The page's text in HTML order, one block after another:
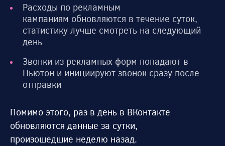
Расходы по рекламным
кампаниям обновляются в течение суток,
статистику лучше смотреть на следующий
день
Звонки из рекламных форм попадают в
Ньютон и инициируют звонок сразу после
отправки
Помимо этого, раз в день в ВКонтакте
обновляются данные за сутки,
произошедшие неделю назад.